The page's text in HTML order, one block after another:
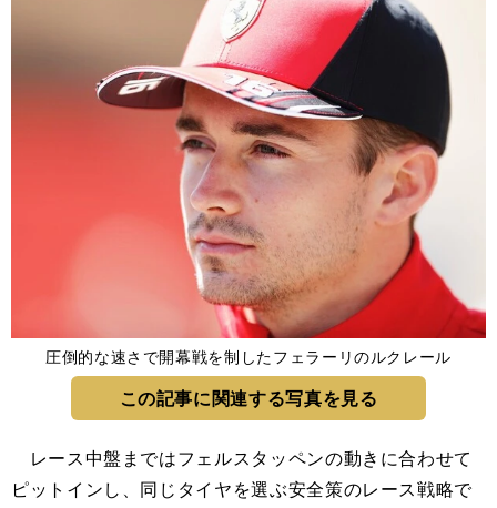
圧倒的な速さで開幕戦を制したフェラーリのルクレール
この記事に関連する写真を見る
レース中盤まではフェルスタッペンの動きに合わせて
ピットインし、同じタイヤを選ぶ安全策のレース戦略で